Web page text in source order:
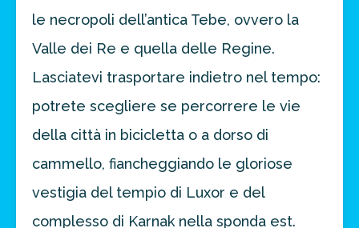
le necropoli dell’antica Tebe, ovvero la
Valle dei Re e quella delle Regine.
Lasciatevi trasportare indietro nel tempo:
potrete scegliere se percorrere le vie
della città in bicicletta o a dorso di
cammello, fiancheggiando le gloriose
vestigia del tempio di Luxor e del
complesso di Karnak nella sponda est.